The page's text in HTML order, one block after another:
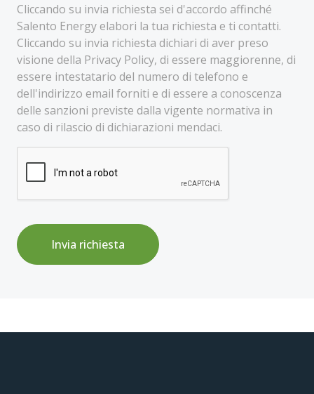
Cliccando su invia richiesta sei d'accordo affinché
Salento Energy elabori la tua richiesta e ti contatti.
Cliccando su invia richiesta dichiari di aver preso
visione della Privacy Policy, di essere maggiorenne, di
essere intestatario del numero di telefono e
dell'indirizzo email forniti e di essere a conoscenza
delle sanzioni previste dalla vigente normativa in
caso di rilascio di dichiarazioni mendaci.
Invia richiesta